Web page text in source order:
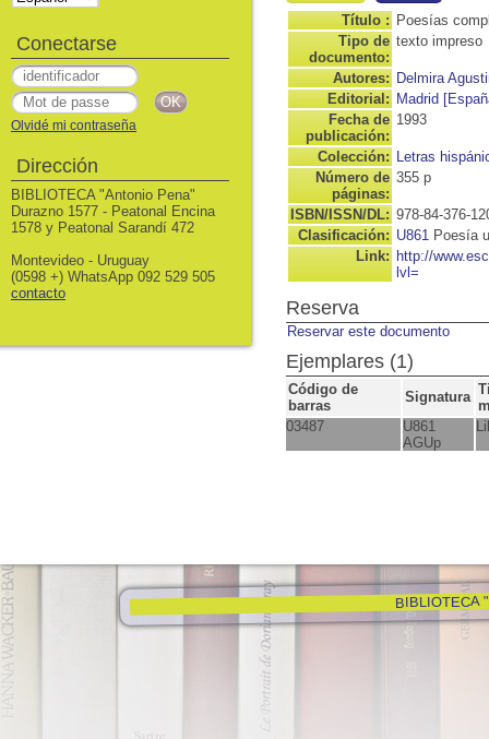
Título : Poesías
Tipo de
documento:
texto impreso
Autores: Delmira
Editorial: Madrid
Fecha de
publicación:
1993
Colección: Letras
Número de
páginas:
355 p
ISBN/ISSN/DL: 978-84-376-
Clasificación: U861 Poesía
Link: http://
lvl=
Reserva
Reservar este documento
Ejemplares (1)
Código de
barras
Signatura
03487
U861
AGUp
BIBLIOTECA
Conectarse
Olvidé mi contraseña
Dirección
BIBLIOTECA "Antonio Pena"
Durazno 1577 - Peatonal Encina
1578 y Peatonal Sarandí 472
Montevideo - Uruguay
(0598 +) WhatsApp 092 529 505
contacto